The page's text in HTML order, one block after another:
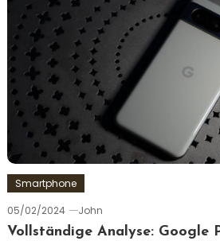
Smartphone
05/02/2024
John
Vollständige Analyse: Google